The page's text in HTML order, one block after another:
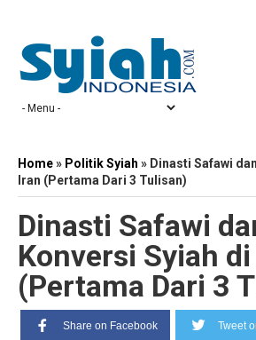
Home» Politik Syiah » Dinasti Safawi
Iran (Pertama Dari 3 Tulisan)
Dinasti Safawi
Konversi Syiah
(Pertama Dari 3
Share on Facebook Tweet